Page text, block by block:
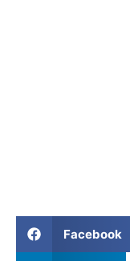
Facebook